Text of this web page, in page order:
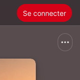
Se connecter